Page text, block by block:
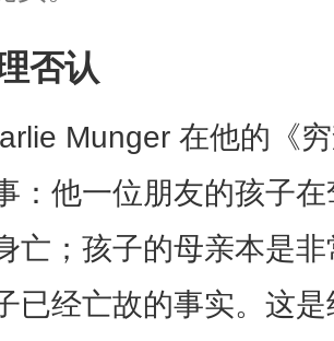
否认
Munger 在他的《
：他一位朋友的孩子
亡；孩子的母亲本是
已经亡故的事实。这